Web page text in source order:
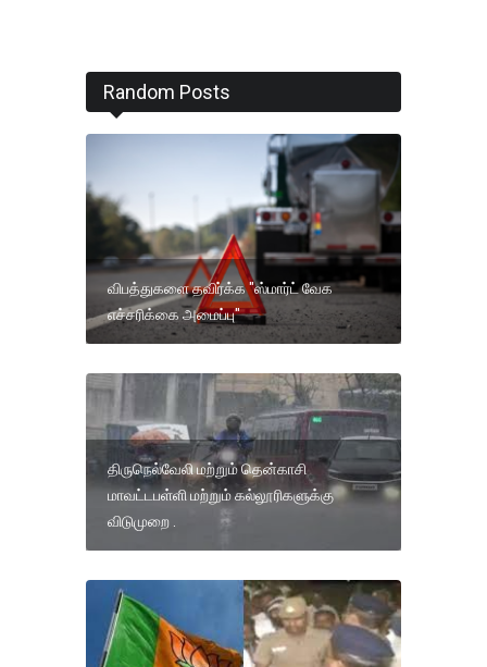
Random Posts
விபத்துகளை தவிர்க்க "ஸ்மார்ட் வேக
எச்சரிக்கை அமைப்பு"
திருநெல்வேலி மற்றும் தென்காசி
மாவட்டபள்ளி மற்றும் கல்லூரிகளுக்கு
விடுமுறை .